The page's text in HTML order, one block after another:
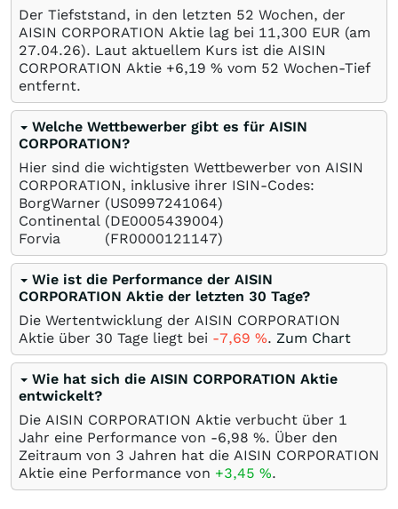
Der Tiefststand, in den letzten 52 Wochen, der
AISIN CORPORATION Aktie lag bei 11,300 EUR (am
27.04.26). Laut aktuellem Kurs ist die AISIN
CORPORATION Aktie +6,19 % vom 52 Wochen-Tief
entfernt.
Welche Wettbewerber gibt es für AISIN
CORPORATION?
Hier sind die wichtigsten Wettbewerber von AISIN
CORPORATION, inklusive ihrer ISIN-Codes:
BorgWarner (US0997241064)
Continental (DE0005439004)
Forvia
(FR0000121147)
Wie ist die Performance der AISIN
CORPORATION Aktie der letzten 30 Tage?
Die Wertentwicklung der AISIN CORPORATION
Aktie über 30 Tage liegt bei -7,69 %. Zum Chart
Wie hat sich die AISIN CORPORATION Aktie
entwickelt?
Die AISIN CORPORATION Aktie verbucht über 1
Jahr eine Performance von -6,98 %. Über den
Zeitraum von 3 Jahren hat die AISIN CORPORATION
Aktie eine Performance von +3,45 %.